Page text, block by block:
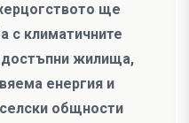
ще
с климатичните
жилища,
енергия и
общности